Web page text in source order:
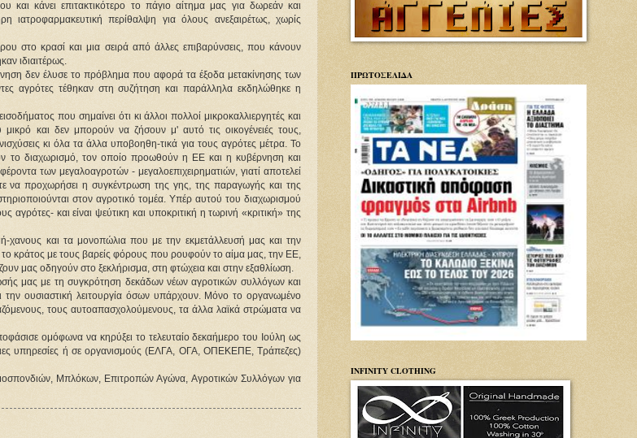
και κάνει επιτακτικότερο το πάγιο αίτημα μας για δωρεάν και
ιατροφαρμακευτική περίθαλψη για όλους ανεξαιρέτως, χωρίς
στο κρασί και μια σειρά από άλλες επιβαρύνσεις, που κάνουν
ιδιαιτέρως.
δεν έλυσε το πρόβλημα που αφορά τα έξοδα μετακίνησης των
αγρότες τέθηκαν στη συζήτηση και παράλληλα εκδηλώθηκε η
που σημαίνει ότι κι άλλοι πολλοί μικροκαλλιεργητές και
και δεν μπορούν να ζήσουν μ' αυτό τις οικογένειές τους,
κι όλα τα άλλα υποβοηθη-τικά για τους αγρότες μέτρα. Το
το διαχωρισμό, τον οποίο προωθούν η ΕΕ και η κυβέρνηση και
των μεγαλοαγροτών - μεγαλοεπιχειρηματιών, γιατί αποτελεί
να προχωρήσει η συγκέντρωση της γης, της παραγωγής και της
στον αγροτικό τομέα. Υπέρ αυτού του διαχωρισμού
αγρότες- και είναι ψεύτικη και υποκριτική η τωρινή «κριτική» της
χανους και τα μονοπώλια που με την εκμετάλλευσή μας και την
κράτος με τους βαρείς φόρους που ρουφούν το αίμα μας, την ΕΕ,
μας οδηγούν στο ξεκλήρισμα, στη φτώχεια και στην εξαθλίωση.
μας με τη συγκρότηση δεκάδων νέων αγροτικών συλλόγων και
ουσιαστική λειτουργία όσων υπάρχουν. Μόνο το οργανωμένο
τους αυτοαπασχολούμενους, τα άλλα λαϊκά στρώματα να
ομόφωνα να κηρύξει το τελευταίο δεκαήμερο του Ιούλη ως
υπηρεσίες ή σε οργανισμούς (ΕΛΓΑ, ΟΓΑ, ΟΠΕΚΕΠΕ, Τράπεζες)
Μπλόκων, Επιτροπών Αγώνα, Αγροτικών Συλλόγων για
ΠΡΩΤΟΣΕΛΙΔΑ
INFINITY CLOTHING